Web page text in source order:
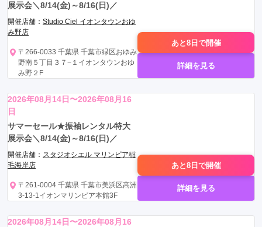
展示会＼8/14(金)～8/16(日)／
開催店舗： Studio Ciel イオンタウンおゆ
み野店
〒266-0033 千葉県 千葉市緑区おゆみ
野南５丁目３７−１イオンタウンおゆ
み野２F
あと8日で開催
詳細を見る
2026年08月14日〜2026年08月16
日
サマーセール★振袖レンタル特大
展示会＼8/14(金)～8/16(日)／
開催店舗： スタジオシエル マリンピア稲
毛海岸店
〒261-0004 千葉県 千葉市美浜区高洲
3-13-1イオンマリンピア本館3F
あと8日で開催
詳細を見る
2026年08月14日〜2026年08月16